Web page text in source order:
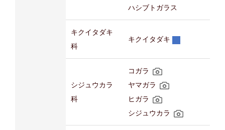
ハシブトガラス
キクイタダキ
科
キクイタダキ
シジュウカラ
科
コガラ
ヤマガラ
ヒガラ
シジュウカラ